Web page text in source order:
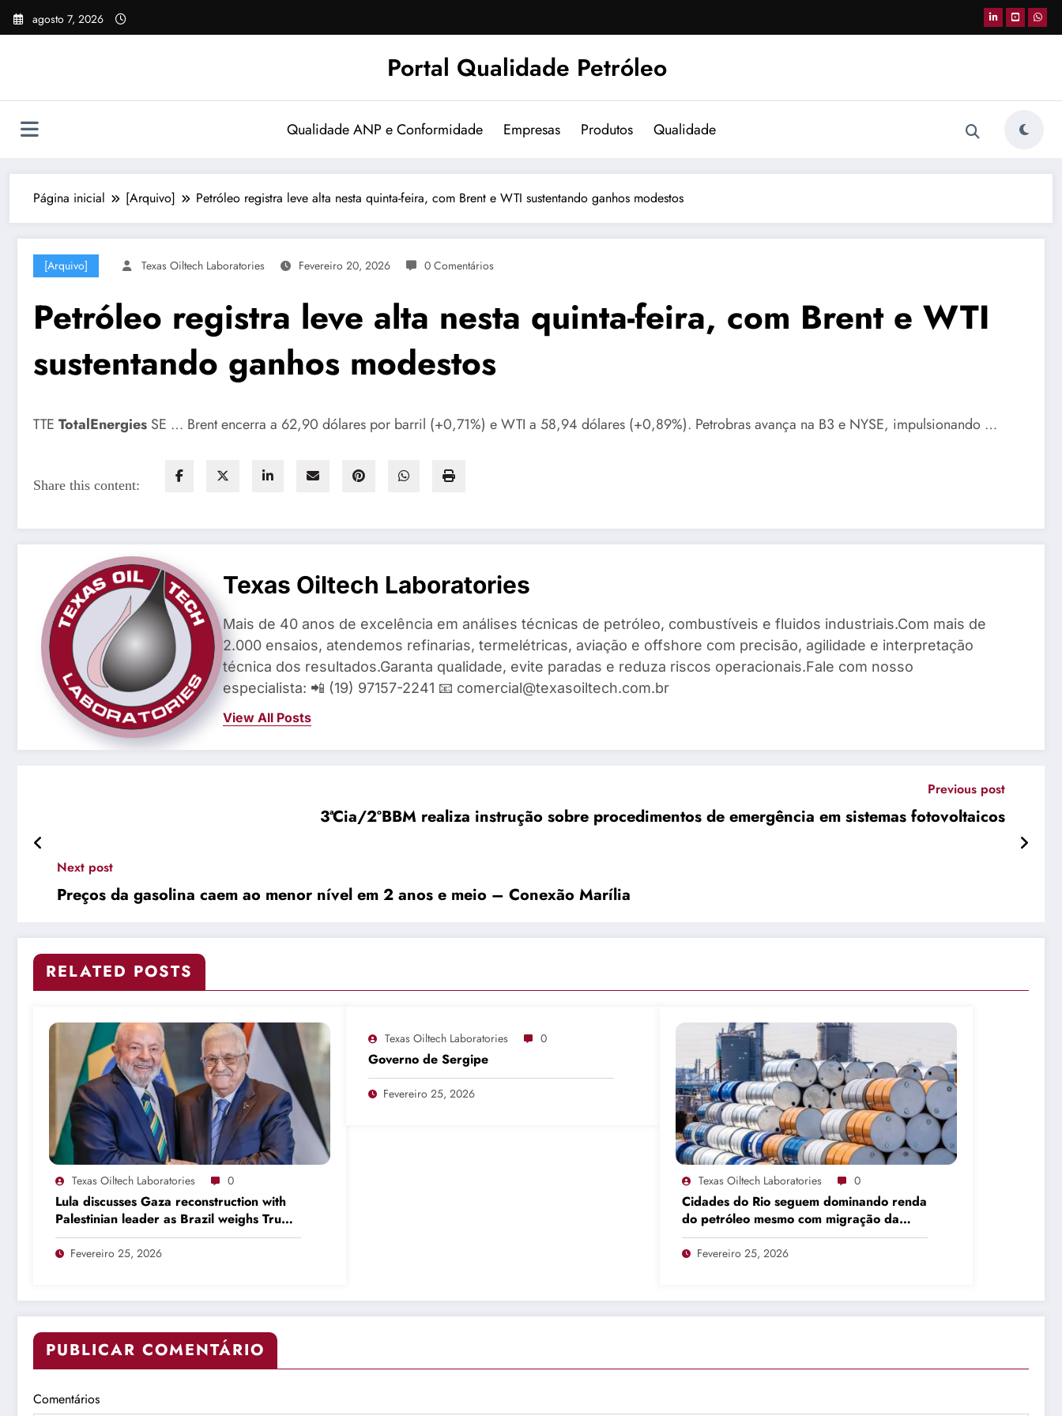
Pular
para
agosto 7, 2026
Portal Qualidade Petróleo
Qualidade ANP e Conformidade Empresas Produtos Qualidade
Página inicial [Arquivo] Petróleo registra leve alta nesta quinta-feira, com Brent e WTI sustentando ganhos modestos
[Arquivo] Texas Oiltech Laboratories Fevereiro 20, 2026 0 Comentários
Petróleo registra leve alta nesta quinta-feira, com Brent e WTI
sustentando ganhos modestos
TTE TotalEnergies SE … Brent encerra a 62,90 dólares por barril (+0,71%) e WTI a 58,94 dólares (+0,89%). Petrobras avança na B3 e NYSE, impulsionando …
Share this content:
Texas Oiltech Laboratories
Mais de 40 anos de excelência em análises técnicas de petróleo, combustíveis e fluidos industriais.Com mais de
2.000 ensaios, atendemos refinarias, termelétricas, aviação e offshore com precisão, agilidade e interpretação
técnica dos resultados.Garanta qualidade, evite paradas e reduza riscos operacionais.Fale com nosso
especialista: 📲 (19) 97157-2241 📧 comercial@texasoiltech.com.br
View All Posts
Previous post
3ªCia/2ºBBM realiza instrução sobre procedimentos de emergência em sistemas fotovoltaicos
Next post
Preços da gasolina caem ao menor nível em 2 anos e meio – Conexão Marília
RELATED POSTS
Texas Oiltech Laboratories 0
Lula discusses Gaza reconstruction with
Palestinian leader as Brazil weighs Trump
invitation
Fevereiro 25, 2026
Texas Oiltech Laboratories 0
Governo de Sergipe
Fevereiro 25, 2026
Texas Oiltech Laboratories 0
Cidades do Rio seguem dominando renda
do petróleo mesmo com migração da
produção
Fevereiro 25, 2026
PUBLICAR COMENTÁRIO
Comentários